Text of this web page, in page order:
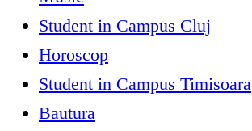
Student in Campus Cluj
Horoscop
Student in Campus Timisoara
Bautura